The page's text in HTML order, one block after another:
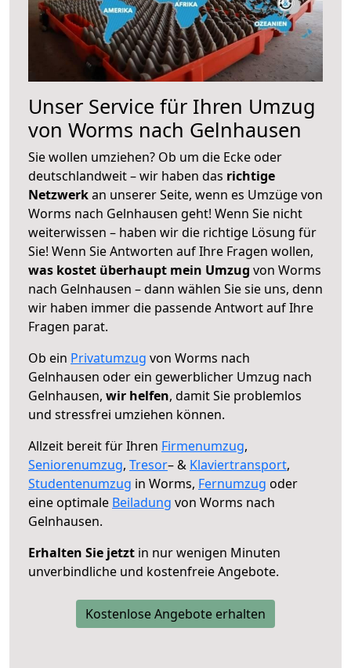
Unser Service für Ihren Umzug
von Worms nach Gelnhausen
Sie wollen umziehen? Ob um die Ecke oder
deutschlandweit – wir haben das richtige
Netzwerkan unserer Seite, wenn es Umzüge von
Worms nach Gelnhausen geht! Wenn Sie nicht
weiterwissen – haben wir die richtige Lösung für
Sie! Wenn Sie Antworten auf Ihre Fragen wollen,
was kostet überhaupt mein Umzug von Worms
nach Gelnhausen – dann wählen Sie sie uns, denn
wir haben immer die passende Antwort auf Ihre
Fragen parat.
Ob ein Privatumzug von Worms nach
Gelnhausen oder ein gewerblicher Umzug nach
Gelnhausen, wir helfen, damit Sie problemlos
und stressfrei umziehen können.
Allzeit bereit für Ihren Firmenumzug,
Seniorenumzug, Tresor– & Klaviertransport,
Studentenumzug in Worms, Fernumzug oder
eine optimale Beiladung von Worms nach
Gelnhausen.
Erhalten Sie jetzt in nur wenigen Minuten
unverbindliche und kostenfreie Angebote.
Kostenlose Angebote erhalten